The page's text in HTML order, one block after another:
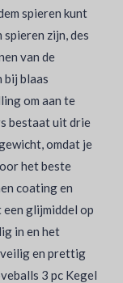
spieren kunt
zijn, des
van de
bij blaas
om aan te
bestaat uit drie
omdat je
het beste
coating en
een glijmiddel op
in en het
en prettig
3 pc Kegel